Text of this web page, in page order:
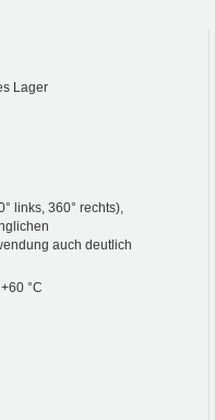
Lager
links, 360° rechts),
auch deutlich
°C